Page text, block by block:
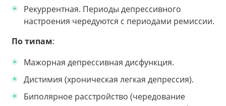
Рекуррентная. Периоды депрессивного
настроения чередуются с периодами ремиссии.
По типам:
Мажорная депрессивная дисфункция.
Дистимия (хроническая легкая депрессия).
Биполярное расстройство (чередование